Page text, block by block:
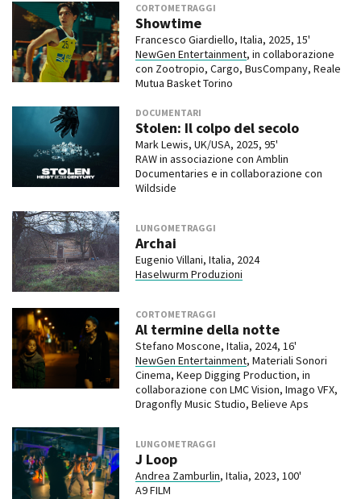
CORTOMETRAGGI
Showtime
Francesco Giardiello, Italia, 2025, 15'
NewGen Entertainment, in collaborazione
con Zootropio, Cargo, BusCompany, Reale
Mutua Basket Torino
DOCUMENTARI
Stolen: Il colpo del secolo
Mark Lewis, UK/USA, 2025, 95'
RAW in associazione con Amblin
Documentaries e in collaborazione con
Wildside
LUNGOMETRAGGI
Archai
Eugenio Villani, Italia, 2024
Haselwurm Produzioni
CORTOMETRAGGI
Al termine della notte
Stefano Moscone, Italia, 2024, 16'
NewGen Entertainment, Materiali Sonori
Cinema, Keep Digging Production, in
collaborazione con LMC Vision, Imago VFX,
Dragonfly Music Studio, Believe Aps
LUNGOMETRAGGI
J Loop
Andrea Zamburlin, Italia, 2023, 100'
A9 FILM